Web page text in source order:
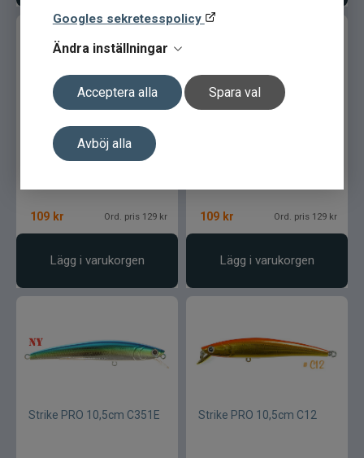
Googles sekretesspolicy
Ändra inställningar
Acceptera alla Spara val
Avböj alla
Strike PRO 10,5cm F 305
109 kr Ord. pris 129 kr
Lägg i varukorgen
109 kr Ord. pris 129 kr
Lägg i varukorgen
Strike PRO 10,5cm C351E Strike PRO 10,5cm C12